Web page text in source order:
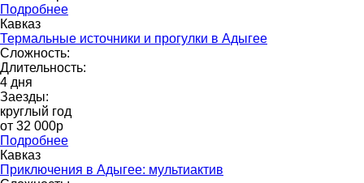
Подробнее
Кавказ
Термальные источники и прогулки в Адыгее
Сложность:
Длительность:
4 дня
Заезды:
круглый год
от 32 000p
Подробнее
Кавказ
Приключения в Адыгее: мультиактив